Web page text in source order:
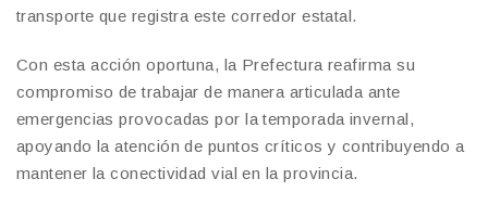
transporte que registra este corredor estatal.
Con esta acción oportuna, la Prefectura reafirma su
compromiso de trabajar de manera articulada ante
emergencias provocadas por la temporada invernal,
apoyando la atención de puntos críticos y contribuyendo a
mantener la conectividad vial en la provincia.